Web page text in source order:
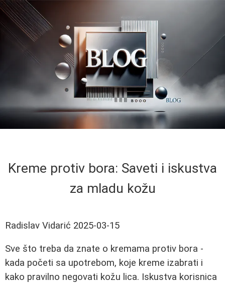
Kreme protiv bora: Saveti i iskustva
za mladu kožu
Radislav Vidarić 2025-03-15
Sve što treba da znate o kremama protiv bora -
kada početi sa upotrebom, koje kreme izabrati i
kako pravilno negovati kožu lica. Iskustva korisnica